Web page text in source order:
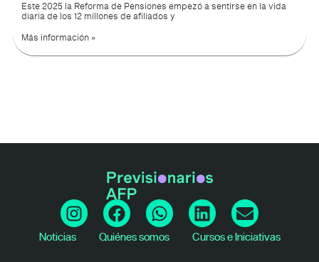
Este 2025 la Reforma de Pensiones empezó a sentirse en la vida
diaria de los 12 millones de afiliados y
Más información »
I
n
s
F
a
c
W
h
a
L
i
n
E
n
v
Noticias Quiénes somos Cursos e Iniciativas